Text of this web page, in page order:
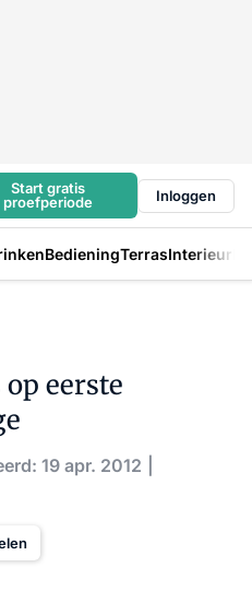
Start gratis
proefperiode
Inloggen
BedieningTerrasInterieur
eerste
19 apr. 2012